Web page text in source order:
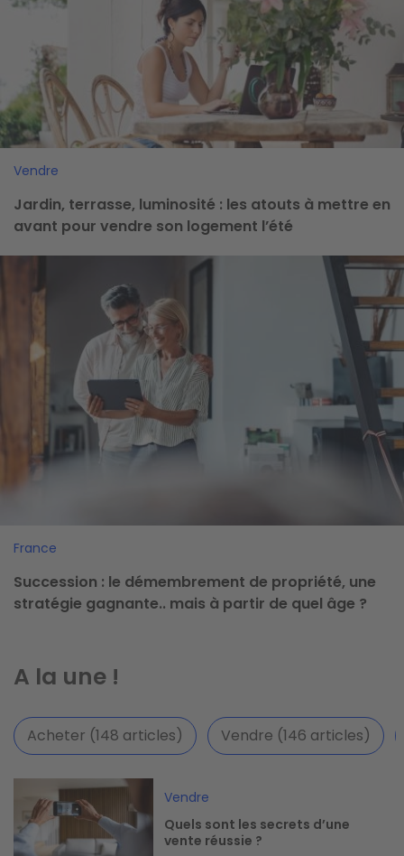
Vendre
Jardin, terrasse, luminosité : les atouts à mettre en
avant pour vendre son logement l’été
France
Succession : le démembrement de propriété, une
stratégie gagnante.. mais à partir de quel âge ?
A la une !
Acheter (148 articles) Vendre (146 articles)
Vendre
Quels sont les secrets d’une
vente réussie ?